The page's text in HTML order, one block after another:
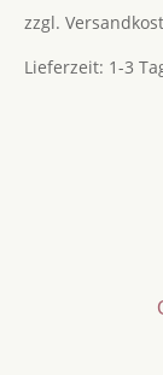
zzgl.
Lieferzeit: 1-3